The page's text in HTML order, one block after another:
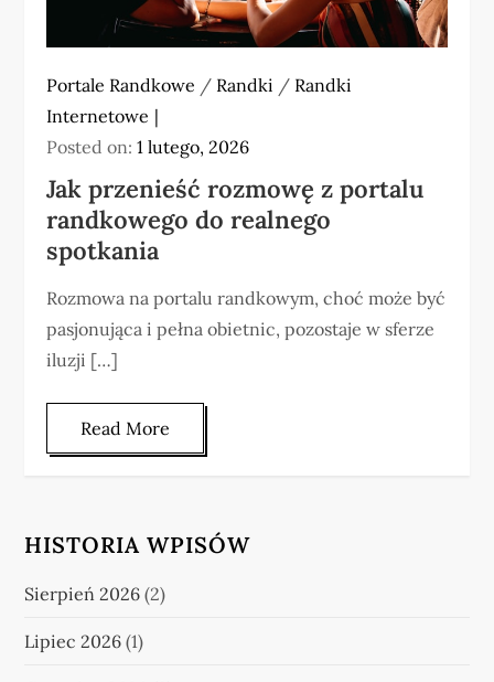
Portale Randkowe / Randki / Randki
Internetowe
Posted on:1 lutego, 2026
Jak przenieść rozmowę z portalu
randkowego do realnego
spotkania
Rozmowa na portalu randkowym, choć może być
pasjonująca i pełna obietnic, pozostaje w sferze
iluzji […]
Read More
HISTORIA WPISÓW
Sierpień 2026 (2)
Lipiec 2026 (1)